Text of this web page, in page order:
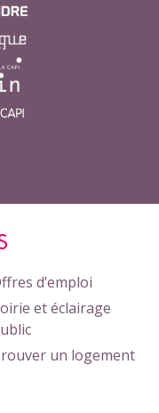
d’emploi
et éclairage
un logement